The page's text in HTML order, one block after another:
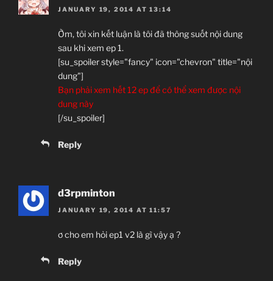
JANUARY 19, 2014 AT 13:14
Ờm, tôi xin kết luận là tôi đã thông suốt nội dung
sau khi xem ep 1.
[su_spoiler style="fancy" icon="chevron" title="nội
dung"]
Bạn phải xem hết 12 ep để có thể xem được nội
dung này
[/su_spoiler]
Reply
d3rpminton
JANUARY 19, 2014 AT 11:57
ơ cho em hỏi ep1 v2 là gì vậy ạ ?
Reply